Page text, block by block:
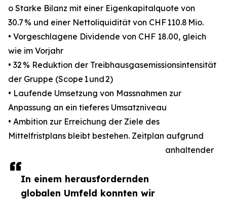
In einem herausfordernden
globalen Umfeld konnten wir
o Starke Bilanz mit einer Eigenkapitalquote von
30.7 % und einer Nettoliquidität von CHF 110.8 Mio.
• Vorgeschlagene Dividende von CHF 18.00, gleich
wie im Vorjahr
• 32 % Reduktion der Treibhausgasemissionsintensität
der Gruppe (Scope 1 und 2)
• Laufende Umsetzung von Massnahmen zur
Anpassung an ein tieferes Umsatzniveau
• Ambition zur Erreichung der Ziele des
Mittelfristplans bleibt bestehen. Zeitplan aufgrund
anhaltender